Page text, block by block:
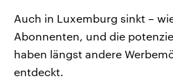
Auch in Luxemburg sinkt –
Abonnenten, und die
haben längst andere
entdeckt.